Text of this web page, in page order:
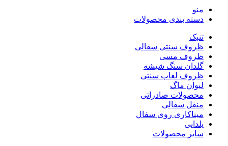
منو
دسته بندی محصولات
تنبک
ظروف سنتی سفالی
ظروف مسی
گلدان سنگ شیشه
ظروف لعاب سنتی
لیوان ماگ
محصولات صادراتی
منقل سفالی
میناکاری روی سفال
یلدایی
سایر محصولات